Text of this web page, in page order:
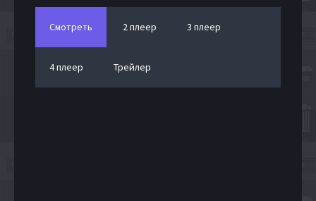
Смотреть 2 плеер 3 плеер
4 плеер Трейлер